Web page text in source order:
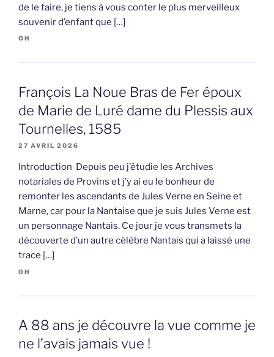
de le faire, je tiens à vous conter le plus merveilleux
souvenir d’enfant que […]
OH
François La Noue Bras de Fer époux
de Marie de Luré dame du Plessis aux
Tournelles, 1585
27 AVRIL 2026
Introduction Depuis peu j’étudie les Archives
notariales de Provins et j’y ai eu le bonheur de
remonter les ascendants de Jules Verne en Seine et
Marne, car pour la Nantaise que je suis Jules Verne est
un personnage Nantais. Ce jour je vous transmets la
découverte d’un autre célèbre Nantais qui a laissé une
trace […]
OH
A 88 ans je découvre la vue comme je
ne l’avais jamais vue !